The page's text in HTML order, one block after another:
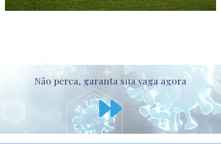
Não perca, garanta sua vaga agora